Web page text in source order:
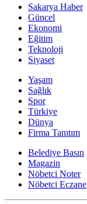
Sakarya Haber
Güncel
Ekonomi
Eğitim
Teknoloji
Siyaset
Yaşam
Sağlık
Spor
Türkiye
Dünya
Firma Tanıtım
Belediye Basın
Magazin
Nöbetci Noter
Nöbetci Eczane